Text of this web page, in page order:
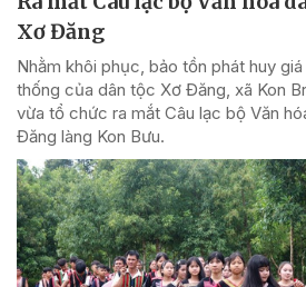
Xơ Đăng
Nhằm khôi phục, bảo tồn phát huy
thống của dân tộc Xơ Đăng, xã Kon
vừa tổ chức ra mắt Câu lạc bộ Văn
Đăng làng Kon Bưu.